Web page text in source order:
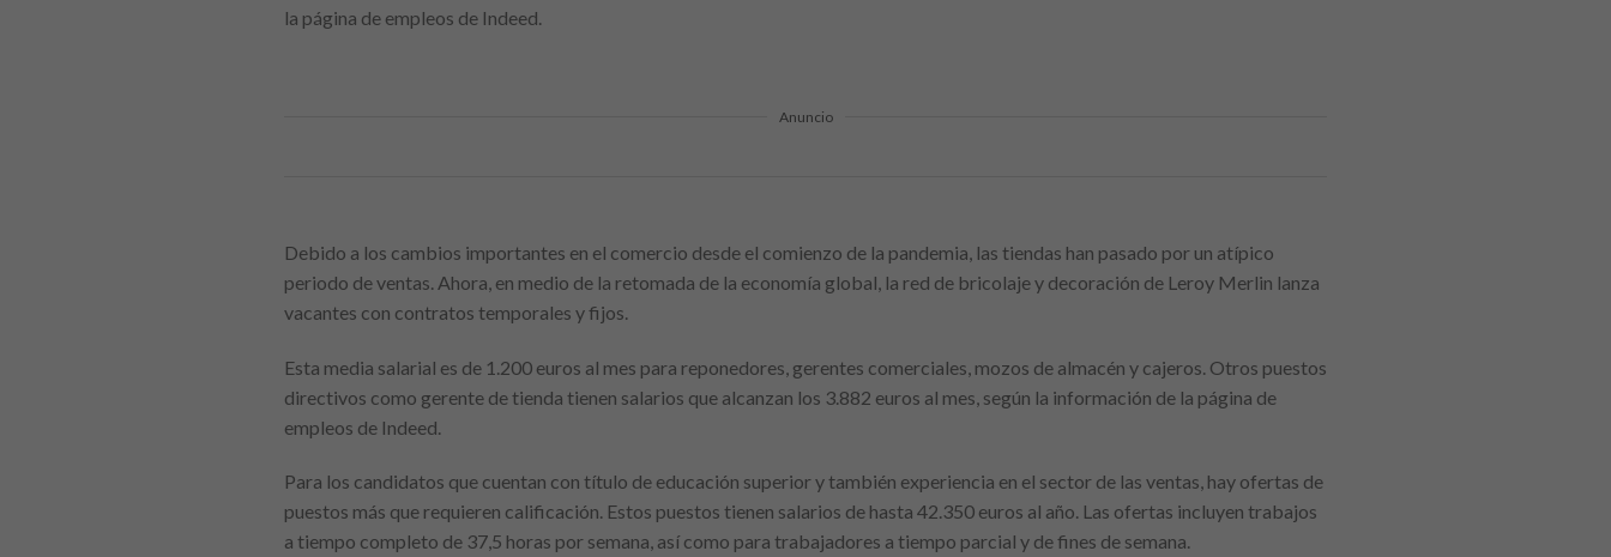
la página de empleos de Indeed.
Anuncio
Debido a los cambios importantes en el comercio desde el comienzo de la pandemia, las tiendas han pasado por un atípico
periodo de ventas. Ahora, en medio de la retomada de la economía global, la red de bricolaje y decoración de Leroy Merlin lanza
vacantes con contratos temporales y fijos.
Esta media salarial es de 1.200 euros al mes para reponedores, gerentes comerciales, mozos de almacén y cajeros. Otros puestos
directivos como gerente de tienda tienen salarios que alcanzan los 3.882 euros al mes, según la información de la página de
empleos de Indeed.
Para los candidatos que cuentan con título de educación superior y también experiencia en el sector de las ventas, hay ofertas de
puestos más que requieren calificación. Estos puestos tienen salarios de hasta 42.350 euros al año. Las ofertas incluyen trabajos
a tiempo completo de 37,5 horas por semana, así como para trabajadores a tiempo parcial y de fines de semana.